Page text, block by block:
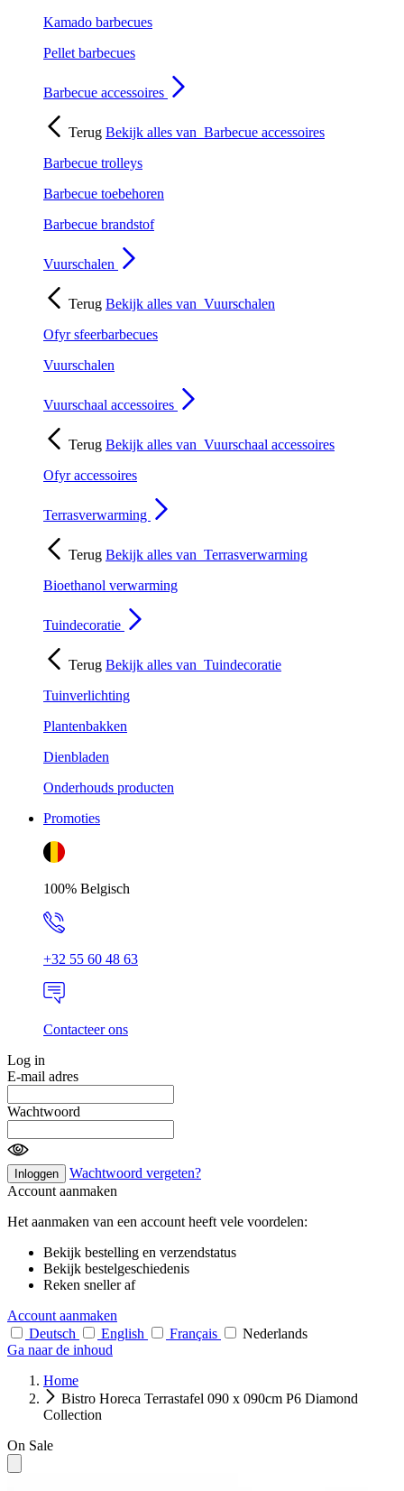
Kamado barbecues
Pellet barbecues
Barbecue accessoires
Terug Bekijk alles van Barbecue accessoires
Barbecue trolleys
Barbecue toebehoren
Barbecue brandstof
Vuurschalen
Terug Bekijk alles van Vuurschalen
Ofyr sfeerbarbecues
Vuurschalen
Vuurschaal accessoires
Terug Bekijk alles van Vuurschaal accessoires
Ofyr accessoires
Terrasverwarming
Terug Bekijk alles van Terrasverwarming
Bioethanol verwarming
Tuindecoratie
Terug Bekijk alles van Tuindecoratie
Tuinverlichting
Plantenbakken
Dienbladen
Onderhouds producten
Promoties
100% Belgisch
+32 55 60 48 63
Contacteer ons
Log in
E-mail adres
Wachtwoord
Inloggen
Wachtwoord vergeten?
Account aanmaken
Het aanmaken van een account heeft vele voordelen:
Bekijk bestelling en verzendstatus
Bekijk bestelgeschiedenis
Reken sneller af
Account aanmaken
Deutsch
English Français
Nederlands
Ga naar de inhoud
Home
Bistro Horeca Terrastafel 090 x 090cm P6 Diamond
Collection
On Sale